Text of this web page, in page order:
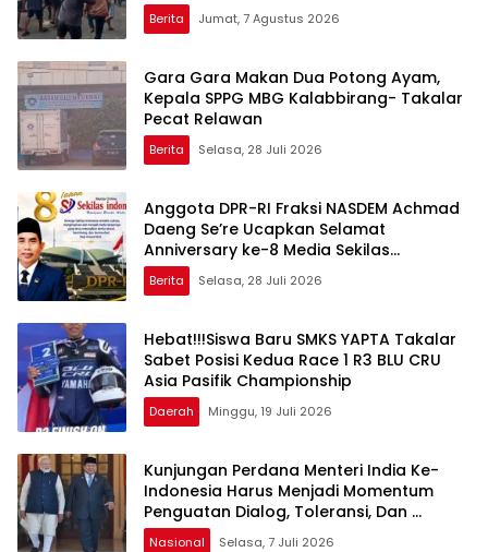
Berita Jumat, 7 Agustus 2026
Gara Gara Makan Dua Potong Ayam,
Kepala SPPG MBG Kalabbirang- Takalar
Pecat Relawan
Berita Selasa, 28 Juli 2026
Anggota DPR-RI Fraksi NASDEM Achmad
Daeng Se’re Ucapkan Selamat
Anniversary ke-8 Media Sekilas
Indonesia, Apresiasi Peran Pers dalam
Membangun Bangsa
Berita Selasa, 28 Juli 2026
Hebat!!!Siswa Baru SMKS YAPTA Takalar
Sabet Posisi Kedua Race 1 R3 BLU CRU
Asia Pasifik Championship
Daerah Minggu, 19 Juli 2026
Kunjungan Perdana Menteri India Ke-
Indonesia Harus Menjadi Momentum
Penguatan Dialog, Toleransi, Dan
Perlindungan Hak Kelompok Minoritas
Nasional Selasa, 7 Juli 2026